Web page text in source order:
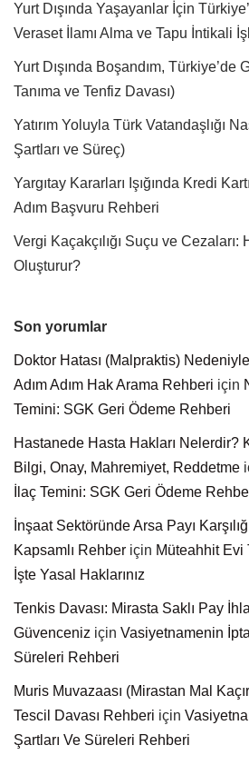
Yurt Dışında Yaşayanlar İçin
Veraset İlamı Alma ve Tapu İntikali
Yurt Dışında Boşandım, Türkiye’de
Tanıma ve Tenfiz Davası)
Yatırım Yoluyla Türk Vatandaşlığı
Şartları ve Süreç)
Yargıtay Kararları Işığında Kredi
Adım Başvuru Rehberi
Vergi Kaçakçılığı Suçu ve
Oluşturur?
Son yorumlar
Doktor Hatası (Malpraktis)
Adım Adım Hak Arama Rehberi için
Temini: SGK Geri Ödeme Rehberi
Hastanede Hasta Hakları Nelerdir?
Bilgi, Onay, Mahremiyet, Reddetme
İlaç Temini: SGK Geri Ödeme
İnşaat Sektöründe Arsa Payı
Kapsamlı Rehber için Müteahhit Evi
İşte Yasal Haklarınız
Tenkis Davası: Mirasta Saklı Pay
Güvenceniz için Vasiyetnamenin
Süreleri Rehberi
Muris Muvazaası (Mirastan Mal
Tescil Davası Rehberi için
Şartları Ve Süreleri Rehberi